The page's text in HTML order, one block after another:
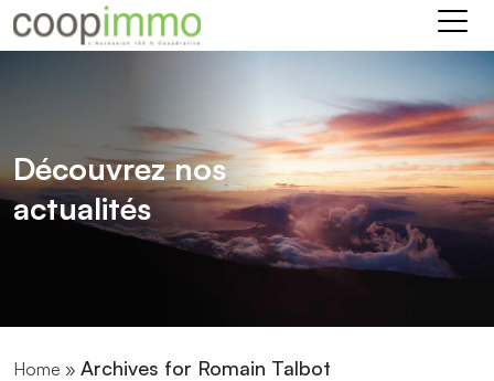
Découvrez nos
actualités
Home » Archives for Romain Talbot